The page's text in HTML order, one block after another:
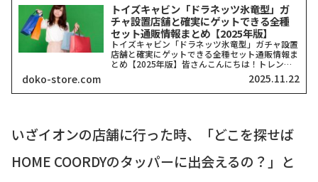
トイズキャビン「ドラネッツ氷竜型」ガ
チャ設置店舗と確実にゲットできる全種
セット通販情報まとめ【2025年版】
トイズキャビン「ドラネッツ氷竜型」ガチャ設置
店舗と確実にゲットできる全種セット通販情報ま
とめ【2025年版】皆さんこんにちは！トレンド
を探求する筆者「どこストア」です！今回ご紹介
するのは、カプセルトイ業界で今、最も注目を集
めていると言っても...
doko-store.com 2025.11.22
いざイオンの店舗に行った時、「どこを探せば
HOME COORDYのタッパーに出会えるの？」と